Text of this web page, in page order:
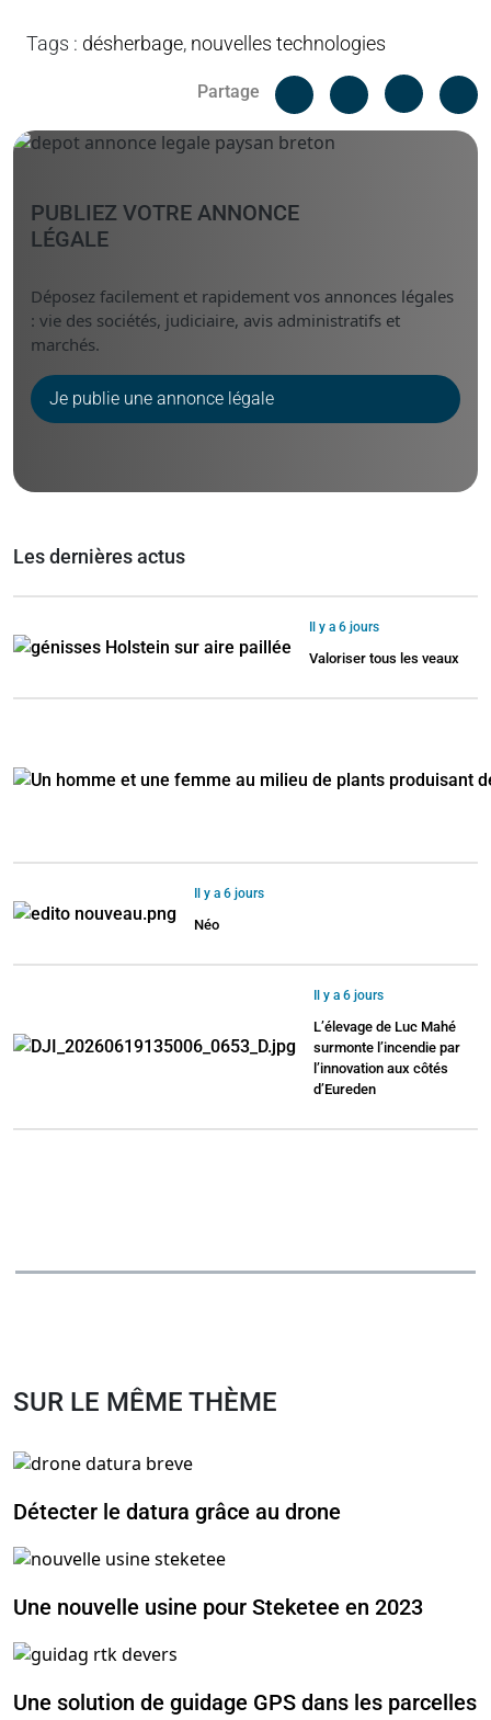
Tags : désherbage, nouvelles technologies
Partage
Facebook
Linked
PUBLIEZ VOTRE ANNONCE
LÉGALE
Déposez facilement et rapidement vos annonces légales
: vie des sociétés, judiciaire, avis administratifs et
marchés.
Je publie une annonce légale
Les dernières actus
Il y a 6 jours
Valoriser tous les veaux
Il y a 6 jours
Néo
Il y a 6 jours
L’élevage de Luc Mahé
surmonte l’incendie par
l’innovation aux côtés
d’Eureden
SUR LE MÊME THÈME
Détecter le datura grâce au drone
Une nouvelle usine pour Steketee en 2023
Une solution de guidage GPS dans les parcelles